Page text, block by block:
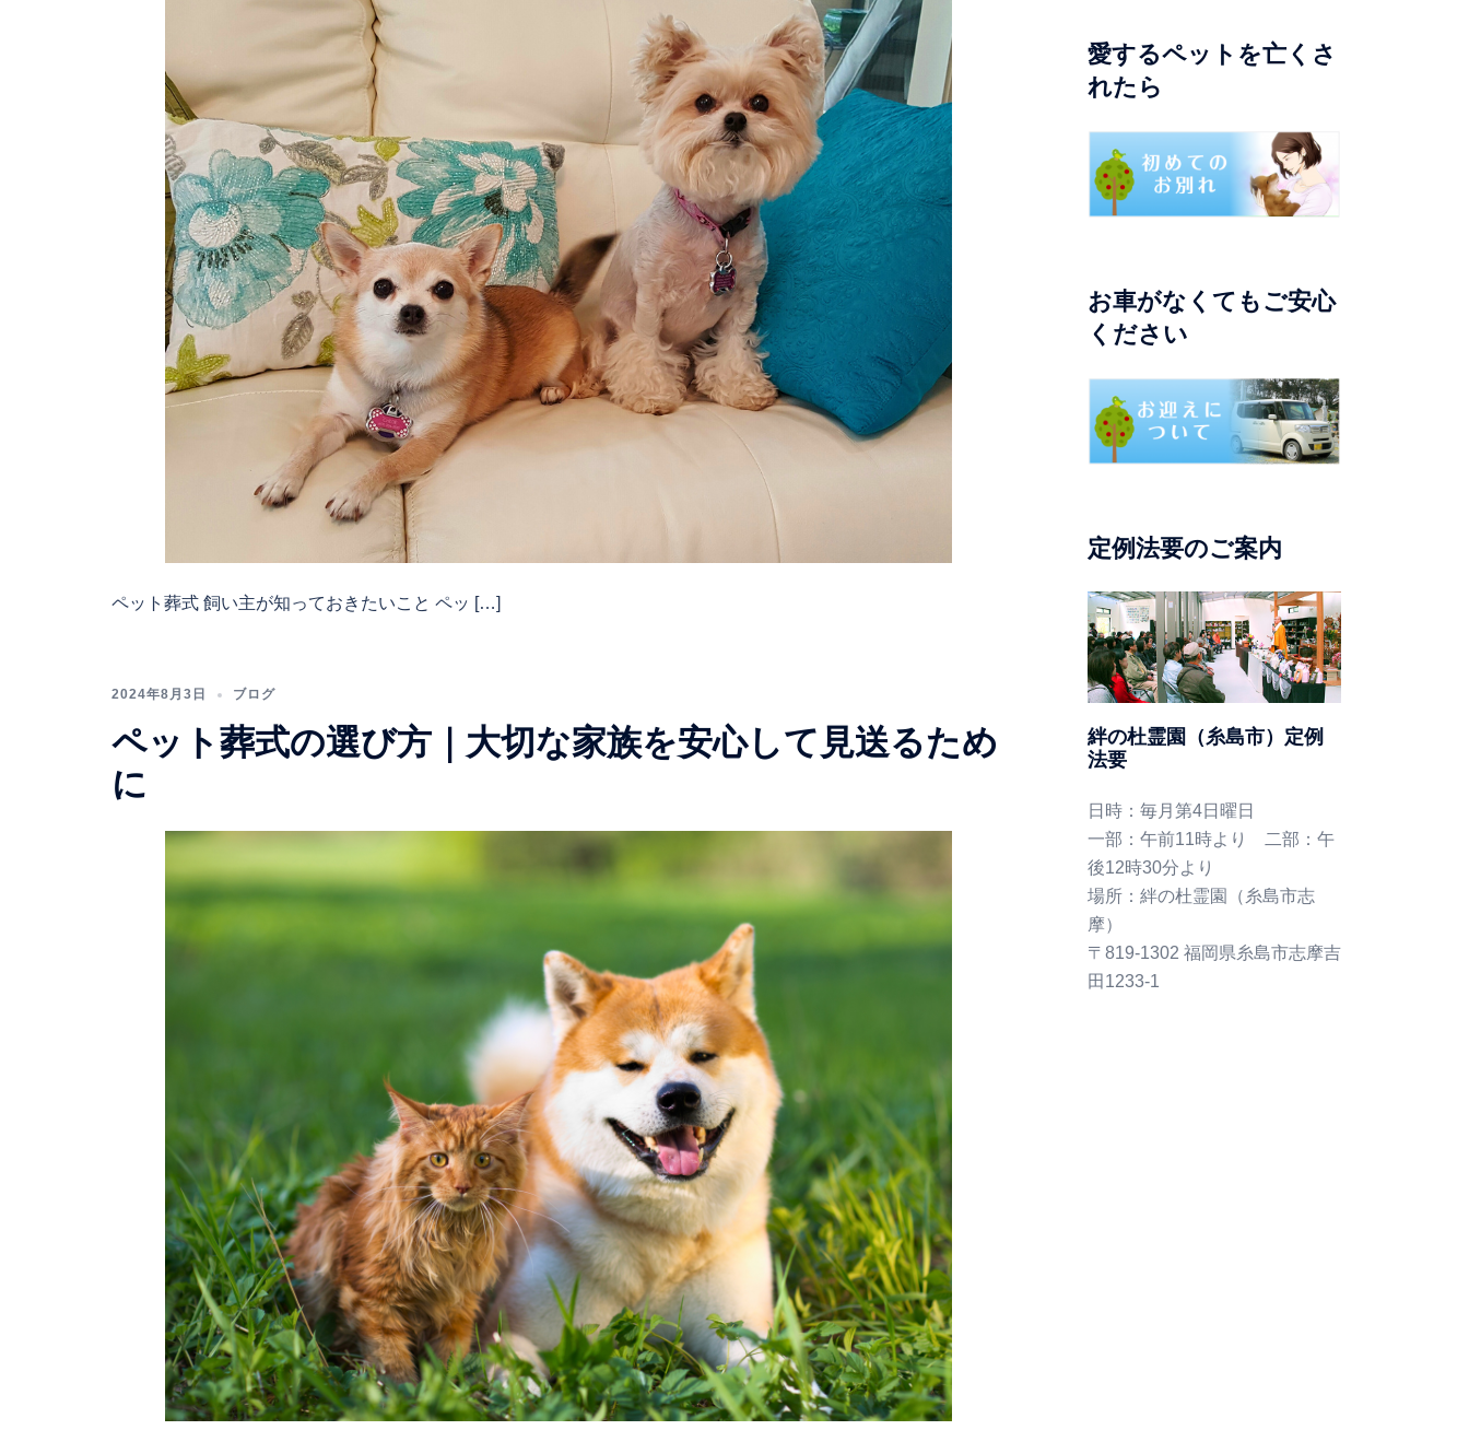
ペット葬式 飼い主が知っておきたいこと ペッ […]
2024年8月3日 ブログ
ペット葬式の選び方｜大切な家族を安心して見送るため
に
愛するペットを亡くさ
れたら
お車がなくてもご安心
ください
定例法要のご案内
絆の杜霊園（糸島市）定例
法要
日時：毎月第4日曜日
一部：午前11時より 二部：午
後12時30分より
場所：絆の杜霊園（糸島市志
摩）
〒819-1302 福岡県糸島市志摩吉
田1233-1